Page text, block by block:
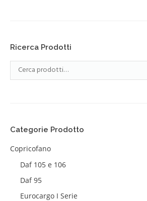
Ricerca Prodotti
Categorie Prodotto
Copricofano
Daf 105 e 106
Daf 95
Eurocargo I Serie